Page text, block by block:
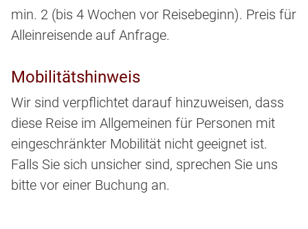
min. 2 (bis 4 Wochen vor Reisebeginn). Preis für
Alleinreisende auf Anfrage.
Mobilitätshinweis
Wir sind verpflichtet darauf hinzuweisen, dass
diese Reise im Allgemeinen für Personen mit
eingeschränkter Mobilität nicht geeignet ist.
Falls Sie sich unsicher sind, sprechen Sie uns
bitte vor einer Buchung an.